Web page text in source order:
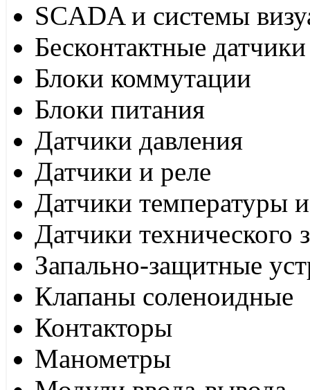
SCADA и системы
Бесконтактные датчики
Блоки коммутации
Блоки питания
Датчики давления
Датчики и реле
Датчики температуры
Датчики технического
Запально-защитные
Клапаны соленоидные
Контакторы
Манометры